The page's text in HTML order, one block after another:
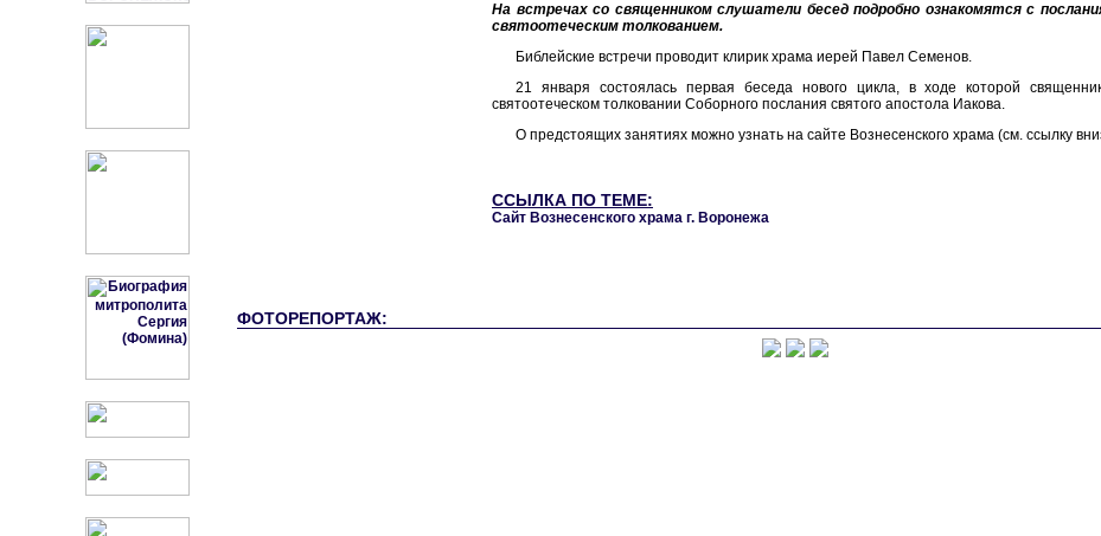
На встречах со священником слушатели бесед подробно ознакомятся с
святоотеческим толкованием.
Библейские встречи проводит клирик храма иерей Павел Семенов.
21 января состоялась первая беседа нового цикла, в ходе которой
святоотеческом толковании Соборного послания святого апостола Иакова.
О предстоящих занятиях можно узнать на сайте Вознесенского храма (см. ссылку
ССЫЛКА ПО ТЕМЕ:
Сайт Вознесенского храма г. Воронежа
ФОТОРЕПОРТАЖ: